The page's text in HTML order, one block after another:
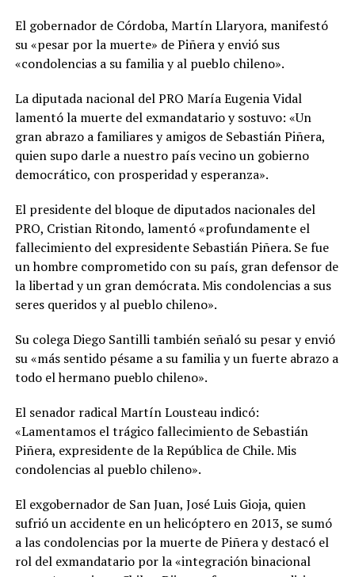
El gobernador de Córdoba, Martín Llaryora, manifestó
su «pesar por la muerte» de Piñera y envió sus
«condolencias a su familia y al pueblo chileno».
La diputada nacional del PRO María Eugenia Vidal
lamentó la muerte del exmandatario y sostuvo: «Un
gran abrazo a familiares y amigos de Sebastián Piñera,
quien supo darle a nuestro país vecino un gobierno
democrático, con prosperidad y esperanza».
El presidente del bloque de diputados nacionales del
PRO, Cristian Ritondo, lamentó «profundamente el
fallecimiento del expresidente Sebastián Piñera. Se fue
un hombre comprometido con su país, gran defensor de
la libertad y un gran demócrata. Mis condolencias a sus
seres queridos y al pueblo chileno».
Su colega Diego Santilli también señaló su pesar y envió
su «más sentido pésame a su familia y un fuerte abrazo a
todo el hermano pueblo chileno».
El senador radical Martín Lousteau indicó:
«Lamentamos el trágico fallecimiento de Sebastián
Piñera, expresidente de la República de Chile. Mis
condolencias al pueblo chileno».
El exgobernador de San Juan, José Luis Gioja, quien
sufrió un accidente en un helicóptero en 2013, se sumó
a las condolencias por la muerte de Piñera y destacó el
rol del exmandatario por la «integración binacional